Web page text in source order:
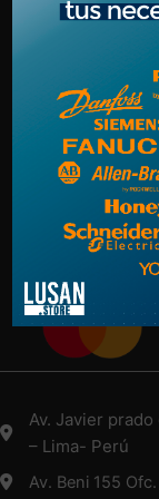
Politica de
Términos y
NUESTRA
Nosotros
Más
Medios de
Av. Javier
– Lima- Perú
Av. Beni 155